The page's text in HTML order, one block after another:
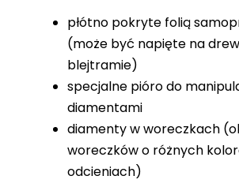
płótno pokryte folią
(może być napięte na
blejtramie)
specjalne pióro do
diamentami
diamenty w woreczkach
woreczków o różnych
odcieniach)